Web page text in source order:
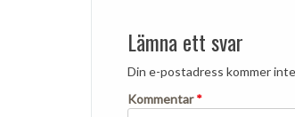
Lämna ett svar
Din e-postadress kommer
Kommentar*